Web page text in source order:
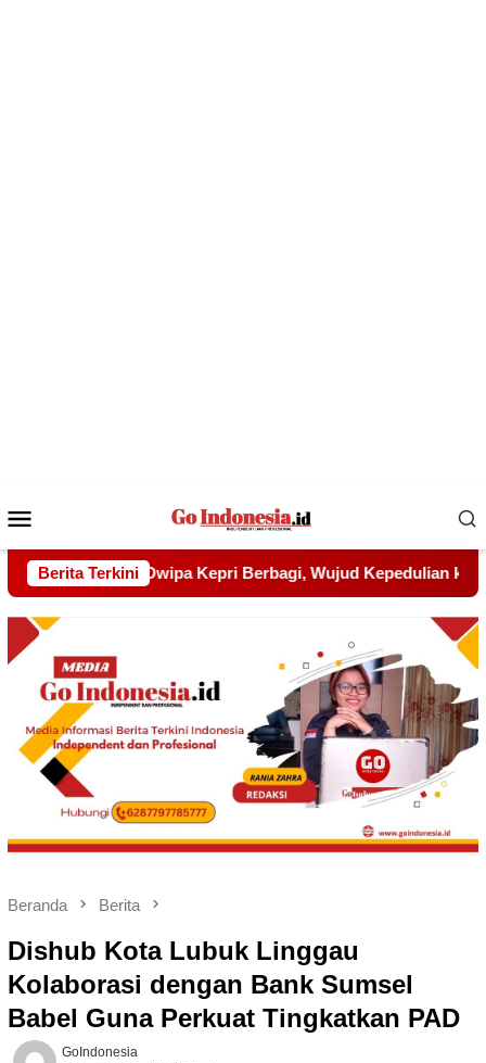
Mobile
Berita Terkini
Kepedulian kepada Pondok Tahfidz Yatim dan Dhuafa Al-
Beranda Berita
Dishub Kota Lubuk Linggau
Kolaborasi dengan Bank Sumsel
Babel Guna Perkuat Tingkatkan PAD
GoIndonesia